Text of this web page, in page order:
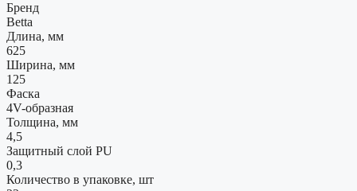
Бренд
Betta
Длина, мм
625
Ширина, мм
125
Фаска
4V-образная
Толщина, мм
4,5
Защитный слой PU
0,3
Количество в упаковке, шт